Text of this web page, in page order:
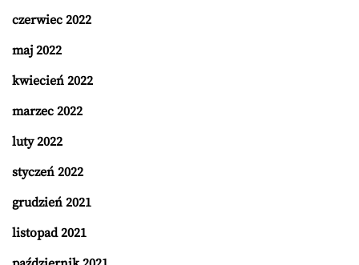
czerwiec 2022
maj 2022
kwiecień 2022
marzec 2022
luty 2022
styczeń 2022
grudzień 2021
listopad 2021